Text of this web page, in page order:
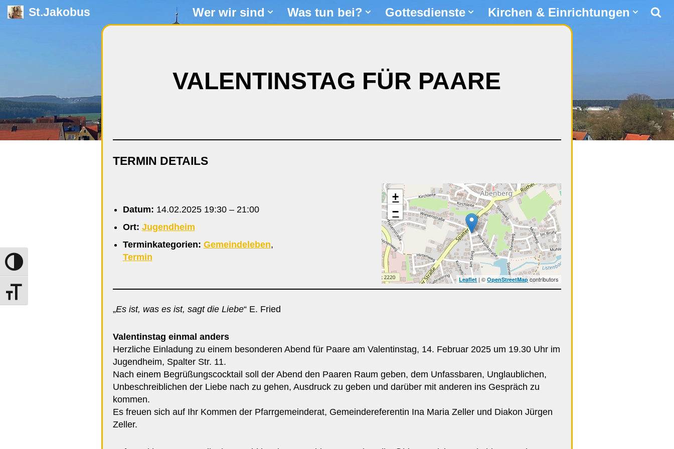
Umschalten auf hohe Kontraste
Schrift vergrößern
St.Jakobus Wer wir sind Was tun bei? Gottesdienste Kirchen & Einrichtungen
VALENTINSTAG FÜR PAARE
TERMIN DETAILS
Datum: 14.02.2025 19:30– 21:00
Ort: Jugendheim
Terminkategorien: Gemeindeleben,
Termin
+
−
Leaflet | ©OpenStreetMapcontributors
„Es ist, was es ist, sagt die Liebe“ E. Fried
Valentinstag einmal anders
Herzliche Einladung zu einem besonderen Abend für Paare am Valentinstag, 14. Februar 2025 um 19.30 Uhr im
Jugendheim, Spalter Str. 11.
Nach einem Begrüßungscocktail soll der Abend den Paaren Raum geben, dem Unfassbaren, Unglaublichen,
Unbeschreiblichen der Liebe nach zu gehen, Ausdruck zu geben und darüber mit anderen ins Gespräch zu
kommen.
Es freuen sich auf Ihr Kommen der Pfarrgemeinderat, Gemeindereferentin Ina Maria Zeller und Diakon Jürgen
Zeller.